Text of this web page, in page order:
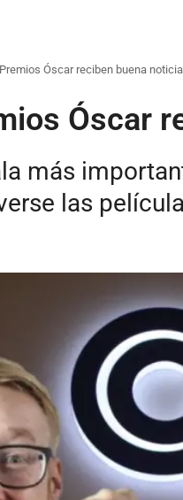
Óscar reciben buena
Óscar
más
las